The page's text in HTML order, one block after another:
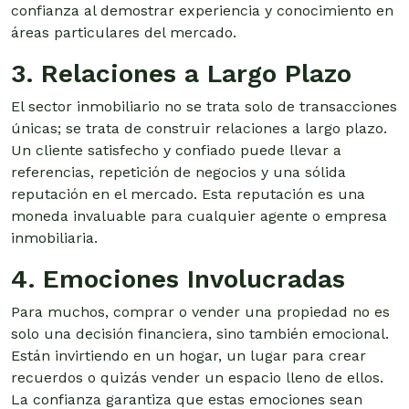
confianza al demostrar experiencia y conocimiento en
áreas particulares del mercado.
3. Relaciones a Largo Plazo
El sector inmobiliario no se trata solo de transacciones
únicas; se trata de construir relaciones a largo plazo.
Un cliente satisfecho y confiado puede llevar a
referencias, repetición de negocios y una sólida
reputación en el mercado. Esta reputación es una
moneda invaluable para cualquier agente o empresa
inmobiliaria.
4. Emociones Involucradas
Para muchos, comprar o vender una propiedad no es
solo una decisión financiera, sino también emocional.
Están invirtiendo en un hogar, un lugar para crear
recuerdos o quizás vender un espacio lleno de ellos.
La confianza garantiza que estas emociones sean